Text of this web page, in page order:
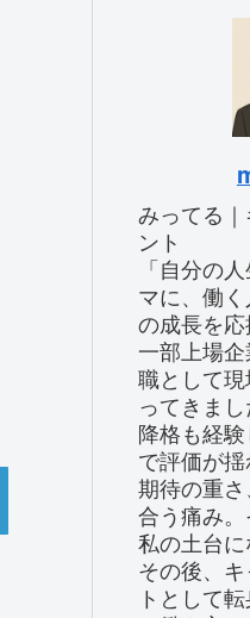
みってる
ント
「自分の
マに、働
の成長を応
一部上場
職として
ってきまし
降格も経
で評価が
期待の重
合う痛み
私の土台に
その後、
トとして